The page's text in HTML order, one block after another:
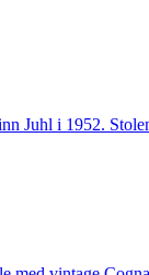
Juhl i 1952.